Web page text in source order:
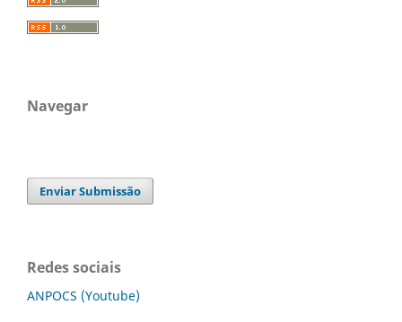
Navegar
Enviar Submissão
Redes sociais
ANPOCS (Youtube)